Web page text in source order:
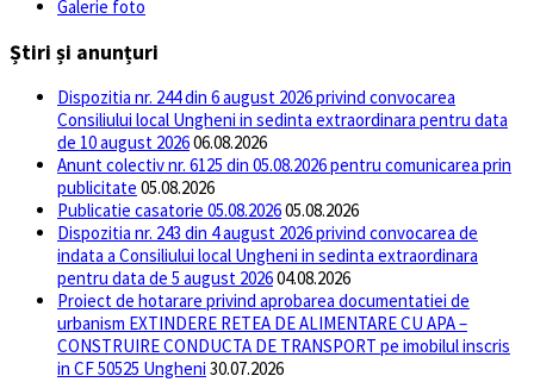
Galerie foto
Știri și anunțuri
Dispozitia nr. 244 din 6 august 2026 privind convocarea
Consiliului local Ungheni in sedinta extraordinara pentru data
de 10 august 202606.08.2026
Anunt colectiv nr. 6125 din 05.08.2026 pentru comunicarea prin
publicitate 05.08.2026
Publicatie casatorie 05.08.202605.08.2026
Dispozitia nr. 243 din 4 august 2026 privind convocarea de
indata a Consiliului local Ungheni in sedinta extraordinara
pentru data de 5 august 202604.08.2026
Proiect de hotarare privind aprobarea documentatiei de
urbanism EXTINDERE RETEA DE ALIMENTARE CU APA –
CONSTRUIRE CONDUCTA DE TRANSPORT pe imobilul inscris
in CF 50525 Ungheni 30.07.2026